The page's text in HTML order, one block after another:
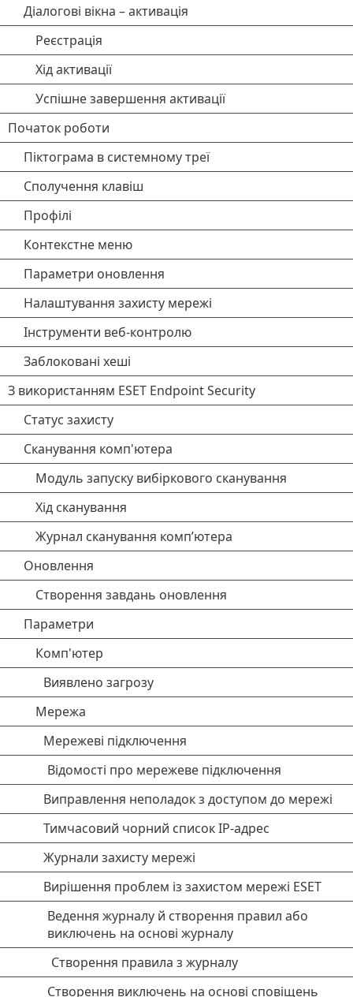
Діалогові вікна – активація
Реєстрація
Хід активації
Успішне завершення активації
Початок роботи
Піктограма в системному треї
Сполучення клавіш
Профілі
Контекстне меню
Параметри оновлення
Налаштування захисту мережі
Інструменти веб-контролю
Заблоковані хеші
З використанням ESET Endpoint Security
Статус захисту
Сканування комп'ютера
Модуль запуску вибіркового сканування
Хід сканування
Журнал сканування комп’ютера
Оновлення
Створення завдань оновлення
Параметри
Комп'ютер
Виявлено загрозу
Мережа
Мережеві підключення
Відомості про мережеве підключення
Виправлення неполадок з доступом до мережі
Тимчасовий чорний список IP-адрес
Журнали захисту мережі
Вирішення проблем із захистом мережі ESET
Ведення журналу й створення правил або
виключень на основі журналу
Створення правила з журналу
Створення виключень на основі сповіщень